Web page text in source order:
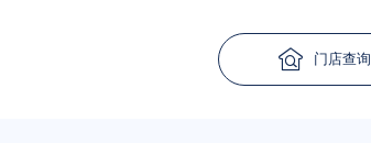
门店查询